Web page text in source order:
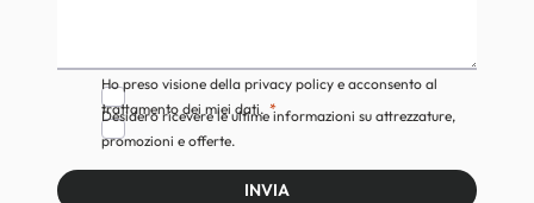
Ho preso visione della privacy policy e acconsento al
trattamento dei miei dati.
Desidero ricevere le ultime informazioni su attrezzature,
promozioni e offerte.
INVIA